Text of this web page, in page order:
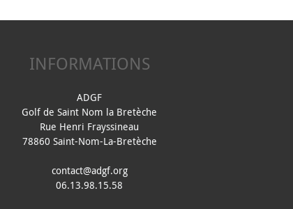
INFORMATIONS
ADGF
Golf de Saint Nom la Bretèche
Rue Henri Frayssineau
78860 Saint-Nom-La-Bretèche
contact@adgf.org
06.13.98.15.58